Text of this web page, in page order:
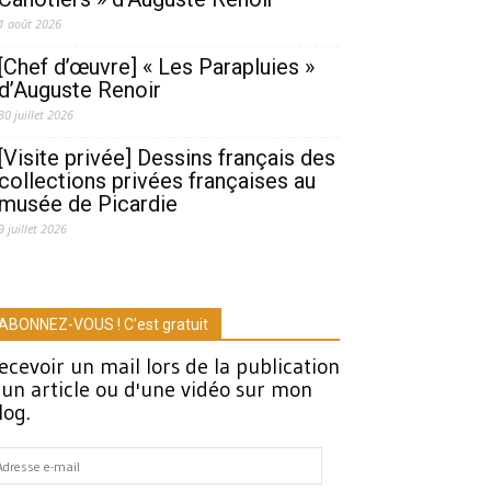
1 août 2026
[Chef d’œuvre] « Les Parapluies »
d’Auguste Renoir
juillet 2026
[Visite privée] Dessins français des
collections privées françaises au
musée de Picardie
juillet 2026
VOUS ! C'est gratuit
un mail lors de la publication
article ou d'une vidéo sur mon